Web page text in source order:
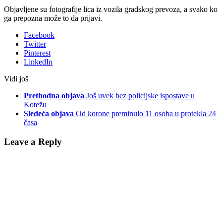
Objavljene su fotografije lica iz vozila gradskog prevoza, a svako ko
ga prepozna može to da prijavi.
Facebook
Twitter
Pinterest
LinkedIn
Vidi još
Prethodna objava Još uvek bez policijske ispostave u
Kotežu
Sledeća objava Od korone preminulo 11 osoba u protekla 24
časa
Leave a Reply